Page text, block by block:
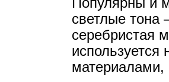
светлые тона
серебристая
используется
материалами,